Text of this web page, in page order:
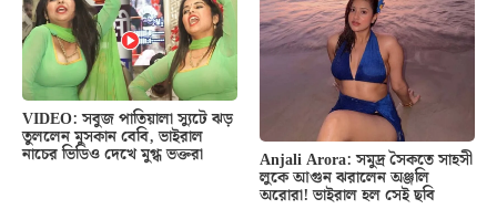
VIDEO: সবুজ পাতিয়ালা স্যুটে ঝড়
তুললেন মুসকান বেবি, ভাইরাল
নাচের ভিডিও দেখে মুগ্ধ ভক্তরা Anjali Arora: সমুদ্র সৈকতে সাহসী
লুকে আগুন ঝরালেন অঞ্জলি
অরোরা! ভাইরাল হল সেই ছবি